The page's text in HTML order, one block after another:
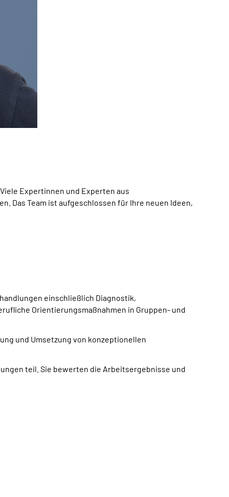
Expertinnen und Experten aus
Das Team ist aufgeschlossen für Ihre neuen Ideen,
einschließlich Diagnostik,
Orientierungsmaßnahmen in Gruppen- und
und Umsetzung von konzeptionellen
teil. Sie bewerten die Arbeitsergebnisse und